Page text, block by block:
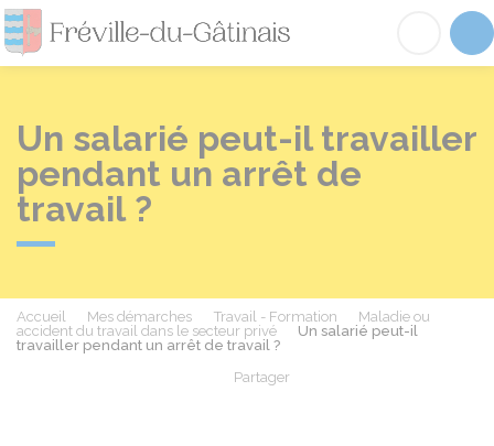
Fréville-du-
Un salarié peut-il travailler
pendant un arrêt de
travail ?
Accueil Mes démarches Travail - Formation
Maladie ou
accident du travail dans le secteur privé
Un salarié peut-il
travailler pendant un arrêt de travail ?
Partager